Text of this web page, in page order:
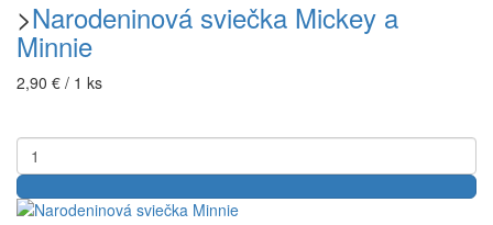
>Narodeninová sviečka Mickey a
Minnie
2,90 € / 1 ks